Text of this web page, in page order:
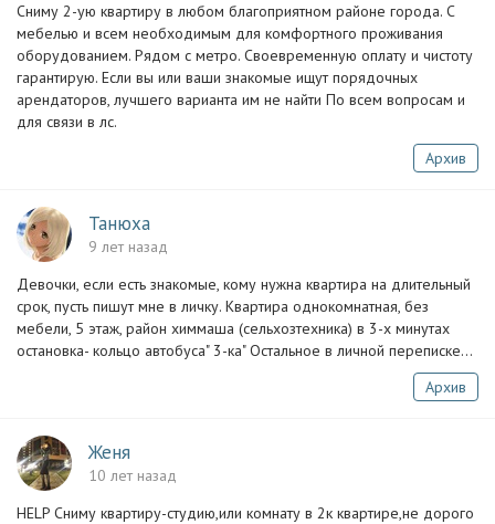
Сниму 2-ую квартиру в любом благоприятном районе города. С
мебелью и всем необходимым для комфортного проживания
оборудованием. Рядом с метро. Своевременную оплату и чистоту
гарантирую. Если вы или ваши знакомые ищут порядочных
арендаторов, лучшего варианта им не найти По всем вопросам и
для связи в лс.
Архив
Танюха
9 лет назад
Девочки, если есть знакомые, кому нужна квартира на длительный
срок, пусть пишут мне в личку. Квартира однокомнатная, без
мебели, 5 этаж, район химмаша (сельхозтехника) в 3-х минутах
остановка- кольцо автобуса" 3-ка" Остальное в личной переписке...
Архив
Женя
10 лет назад
HELP Сниму квартиру-студию,или комнату в 2к квартире,не дорого